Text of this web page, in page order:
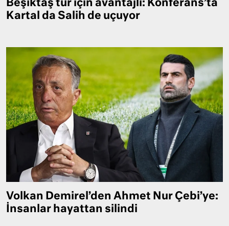
Beşiktaş tur için avantajlı: Konferans’ta
Kartal da Salih de uçuyor
Volkan Demirel’den Ahmet Nur Çebi’ye:
İnsanlar hayattan silindi